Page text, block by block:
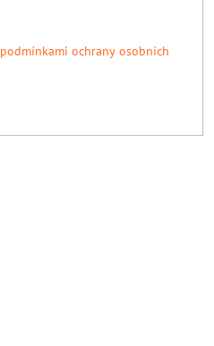
podmínkami ochrany osobních